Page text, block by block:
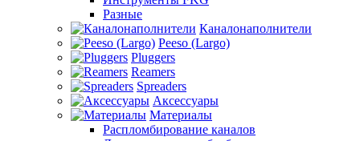
Разные
Каналонаполнители
Peeso (Largo)
Pluggers
Reamers
Spreaders
Аксессуары
Материалы
Распломбирование каналов